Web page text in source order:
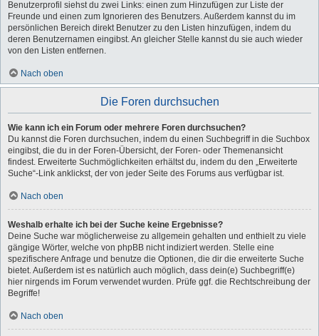
Benutzerprofil siehst du zwei Links: einen zum Hinzufügen zur Liste der
Freunde und einen zum Ignorieren des Benutzers. Außerdem kannst du im
persönlichen Bereich direkt Benutzer zu den Listen hinzufügen, indem du
deren Benutzernamen eingibst. An gleicher Stelle kannst du sie auch wieder
von den Listen entfernen.
Nach oben
Die Foren durchsuchen
Wie kann ich ein Forum oder mehrere Foren durchsuchen?
Du kannst die Foren durchsuchen, indem du einen Suchbegriff in die Suchbox
eingibst, die du in der Foren-Übersicht, der Foren- oder Themenansicht
findest. Erweiterte Suchmöglichkeiten erhältst du, indem du den „Erweiterte
Suche“-Link anklickst, der von jeder Seite des Forums aus verfügbar ist.
Nach oben
Weshalb erhalte ich bei der Suche keine Ergebnisse?
Deine Suche war möglicherweise zu allgemein gehalten und enthielt zu viele
gängige Wörter, welche von phpBB nicht indiziert werden. Stelle eine
spezifischere Anfrage und benutze die Optionen, die dir die erweiterte Suche
bietet. Außerdem ist es natürlich auch möglich, dass dein(e) Suchbegriff(e)
hier nirgends im Forum verwendet wurden. Prüfe ggf. die Rechtschreibung der
Begriffe!
Nach oben